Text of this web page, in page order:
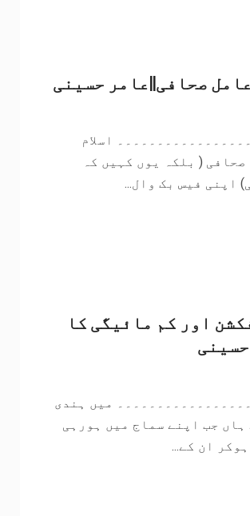
صحافی||عامر حسینی
اسلام
( بلکہ یوں کہیں کہ
اپنی فیس بک وال...
اور کم مائیگی کا
میں ہندی
جب اپنے سماج میں ہورہی
ان کے...